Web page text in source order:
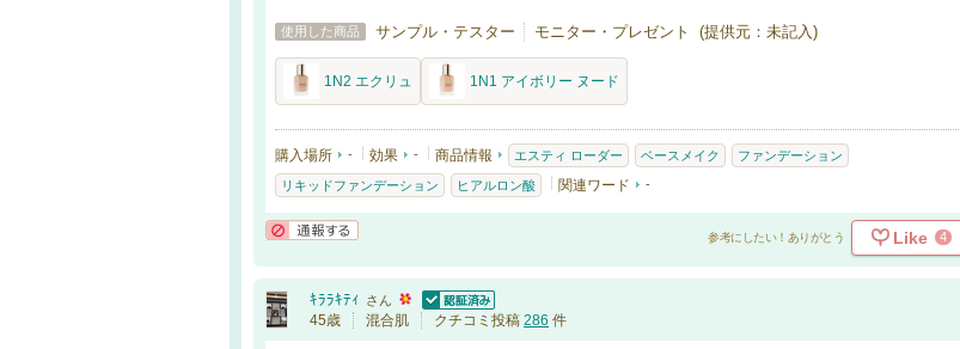
使用した商品 サンプル・テスター モニター・プレゼント (提供元：未記入)
1N2 エクリュ 1N1 アイボリー ヌード
購入場所 - 効果 - 商品情報 エスティ ローダー ベースメイク ファンデーション
リキッドファンデーション ヒアルロン酸 関連ワード -
参考にしたい！ありがとう Like 4
ｷﾗﾗｷﾃｨ
さん
認証済
45歳 混合肌 クチコミ投稿 286 件